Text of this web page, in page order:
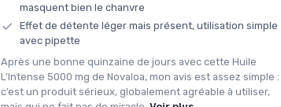
masquent bien le chanvre
Effet de détente léger mais présent, utilisation simple
avec pipette
Après une bonne quinzaine de jours avec cette Huile
L’Intense 5000 mg de Novaloa, mon avis est assez simple :
c’est un produit sérieux, globalement agréable à utiliser,